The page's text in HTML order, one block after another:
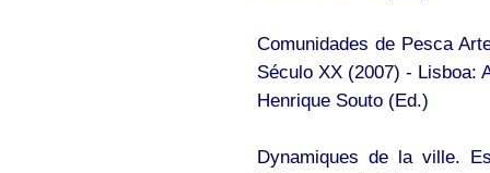
Comunidades de Pesca
Século XX (2007) - Lisboa:
Henrique Souto (Ed.)
Dynamiques de la ville.